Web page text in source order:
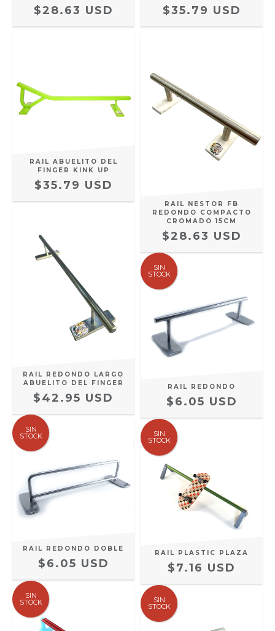
$28.63 USD $35.79 USD
RAIL ABUELITO DEL
FINGER KINK UP
$35.79 USD
RAIL NESTOR FB
REDONDO COMPACTO
CROMADO 15CM
$28.63 USD
RAIL REDONDO LARGO
ABUELITO DEL FINGER
$42.95 USD
SIN
STOCK
RAIL REDONDO
$6.05 USD
SIN
STOCK
RAIL REDONDO DOBLE
$6.05 USD
SIN
STOCK
RAIL PLASTIC PLAZA
$7.16 USD
SIN
STOCK SIN
STOCK